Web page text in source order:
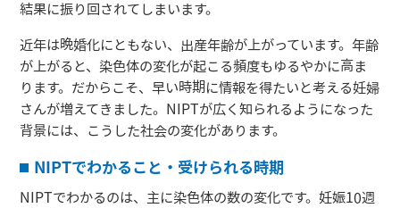
結果に振り回されてしまいます。
近年は晩婚化にともない、出産年齢が上がっています。年齢
が上がると、染色体の変化が起こる頻度もゆるやかに高ま
ります。だからこそ、早い時期に情報を得たいと考える妊婦
さんが増えてきました。NIPTが広く知られるようになった
背景には、こうした社会の変化があります。
NIPTでわかること・受けられる時期
NIPTでわかるのは、主に染色体の数の変化です。妊娠10週